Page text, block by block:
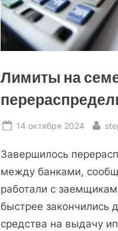
Лимиты на
Posted
14 октября 2024 By
Завершилось
между банками,
работали с
быстрее закончились
средства на выдачу